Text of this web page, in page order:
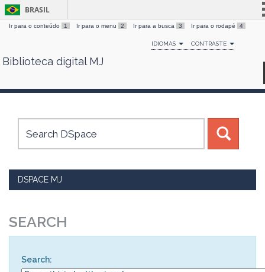
Skip
BRASIL
Simplifique!
Comunica BR
Canais
Ir para o conteúdo 1 Ir para o menu 2 Ir para a busca 3 Ir para o rodapé 4
IDIOMAS CONTRASTE
Biblioteca digital MJ
DSPACE MJ
SEARCH
Search: